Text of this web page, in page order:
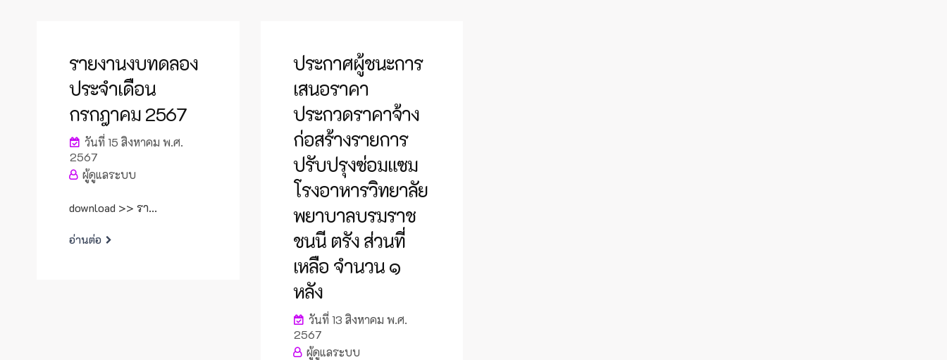
รายงานงบทดลอง
ประจำเดือน
กรกฎาคม 2567
วันที่ 15 สิงหาคม พ.ศ.
2567
ผู้ดูแลระบบ
download >> รา...
อ่านต่อ
ประกาศผู้ชนะการ
เสนอราคา
ประกวดราคาจ้าง
ก่อสร้างรายการ
ปรับปรุงซ่อมแซม
โรงอาหารวิทยาลัย
พยาบาลบรมราช
ชนนี ตรัง ส่วนที่
เหลือ จำนวน ๑
หลัง
วันที่ 13 สิงหาคม พ.ศ.
2567
ผู้ดูแลระบบ